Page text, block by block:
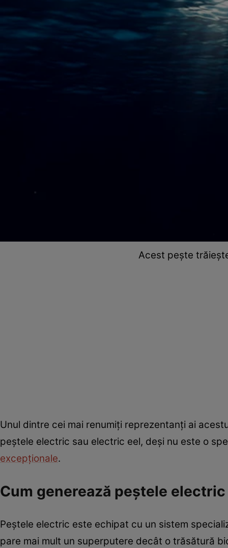
Acest pește
Unul dintre cei mai renumiți reprezentanți ai
peștele electric sau electric eel, deși nu este o
excepționale.
Cum generează peștele
Peștele electric este echipat cu un sistem
pare mai mult un superputere decât o trăsătură